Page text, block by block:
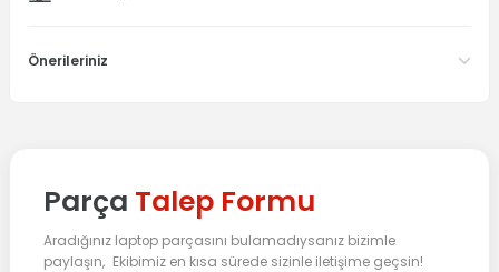
Önerileriniz
Parça Talep Formu
Aradığınız laptop parçasını bulamadıysanız bizimle
paylaşın, Ekibimiz en kısa sürede sizinle iletişime geçsin!